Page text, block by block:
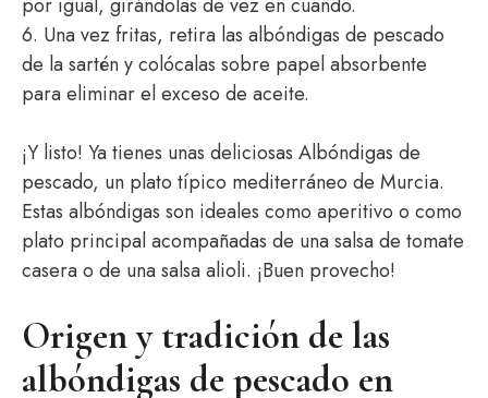
6. Una vez fritas, retira las albóndigas de pescado
de la sartén y colócalas sobre papel absorbente
para eliminar el exceso de aceite.
¡Y listo! Ya tienes unas deliciosas Albóndigas de
pescado, un plato típico mediterráneo de Murcia.
Estas albóndigas son ideales como aperitivo o como
plato principal acompañadas de una salsa de tomate
casera o de una salsa alioli. ¡Buen provecho!
Origen y tradición de las
albóndigas de pescado en